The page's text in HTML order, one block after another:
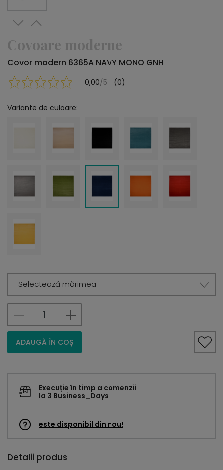
Covoare moderne
Covor modern 6365A NAVY MONO GNH
0,00/5 (0)
Variante de culoare:
Selectează mărimea
ADAUGĂ ÎN COȘ
Execuție în timp a comenzii
la 3 Business_Days
este disponibil din nou!
Detalii produs